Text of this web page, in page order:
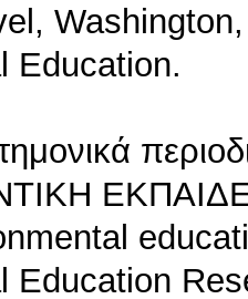
Education.
Education